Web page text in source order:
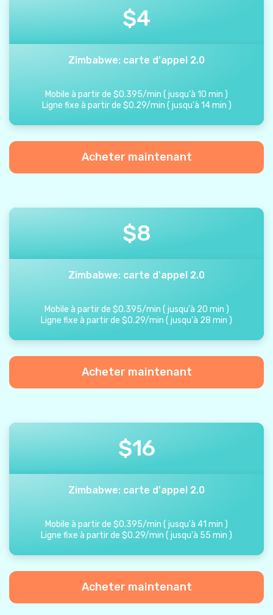
$4
Zimbabwe: carte d'appel 2.0
Mobile à partir de $0.395/min ( jusqu'à 10 min )
Ligne fixe à partir de $0.29/min ( jusqu'à 14 min )
Acheter maintenant
$8
Zimbabwe: carte d'appel 2.0
Mobile à partir de $0.395/min ( jusqu'à 20 min )
Ligne fixe à partir de $0.29/min ( jusqu'à 28 min )
Acheter maintenant
$16
Zimbabwe: carte d'appel 2.0
Mobile à partir de $0.395/min ( jusqu'à 41 min )
Ligne fixe à partir de $0.29/min ( jusqu'à 55 min )
Acheter maintenant